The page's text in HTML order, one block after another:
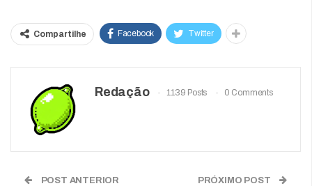
Compartilhe Facebook Twitter
Redação 1139 Posts 0 Comments
POST ANTERIOR PRÓXIMO POST